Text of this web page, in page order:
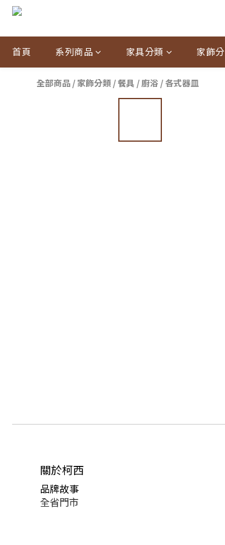
首頁 系列商品 家具分類 家飾
全部商品 / 家飾分類 /餐具 / 廚浴 / 各式器皿
關於柯西
品牌故事
全省門市